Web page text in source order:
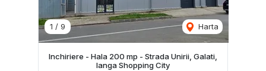
1 / 9 Harta
Inchiriere - Hala 200 mp - Strada Unirii, Galati,
langa Shopping City